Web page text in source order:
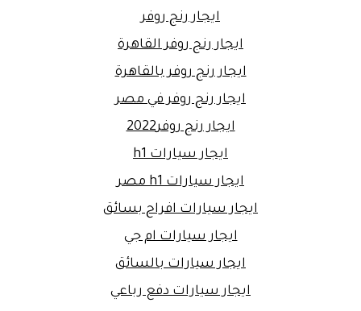
ايجار رنج روفر
ايجار رنج روفر القاهرة
ايجار رنج روفر بالقاهرة
ايجار رنج روفر في مصر
ايجار رنج روفر2022
ايجار سيارات h1
ايجار سيارات h1 مصر
ايجار سيارات افراح بسائق
ايجار سيارات ام جي
ايجار سيارات بالسائق
ايجار سيارات دفع رباعي